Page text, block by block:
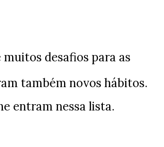
desafios para as
também novos hábitos.
entram nessa lista.